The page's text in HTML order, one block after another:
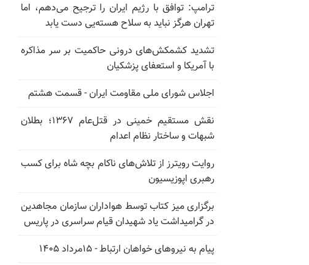
ترامپ: توافق با رژیم ایران را ترجیح می‌دهم، اما
تهران هرگز نباید به سلاح هسته‌یی دست یابد
تشدید کشمکش‌های درونی حاکمیت بر سر مذاکره
با آمریکا و استعفای پزشکیان
اجلاس شورای ملی مقاومت ایران - قسمت هشتم
نقش مستقیم خمینی در قتل‌عام ۱۳۶۷؛ بطلان
شبهات و ساختار نظام اعدام
روایت رویترز از تلاش‌های ناکام بچه شاه برای کسب
رهبری اپوزیسیون
برگزاری میز کتاب توسط هواداران سازمان مجاهدین
در گرامیداشت یاد شهیدان قیام سراسری در پاریس
پیام به نیروهای خواهان ارتباط - ۱۵مرداد ۱۴۰۵